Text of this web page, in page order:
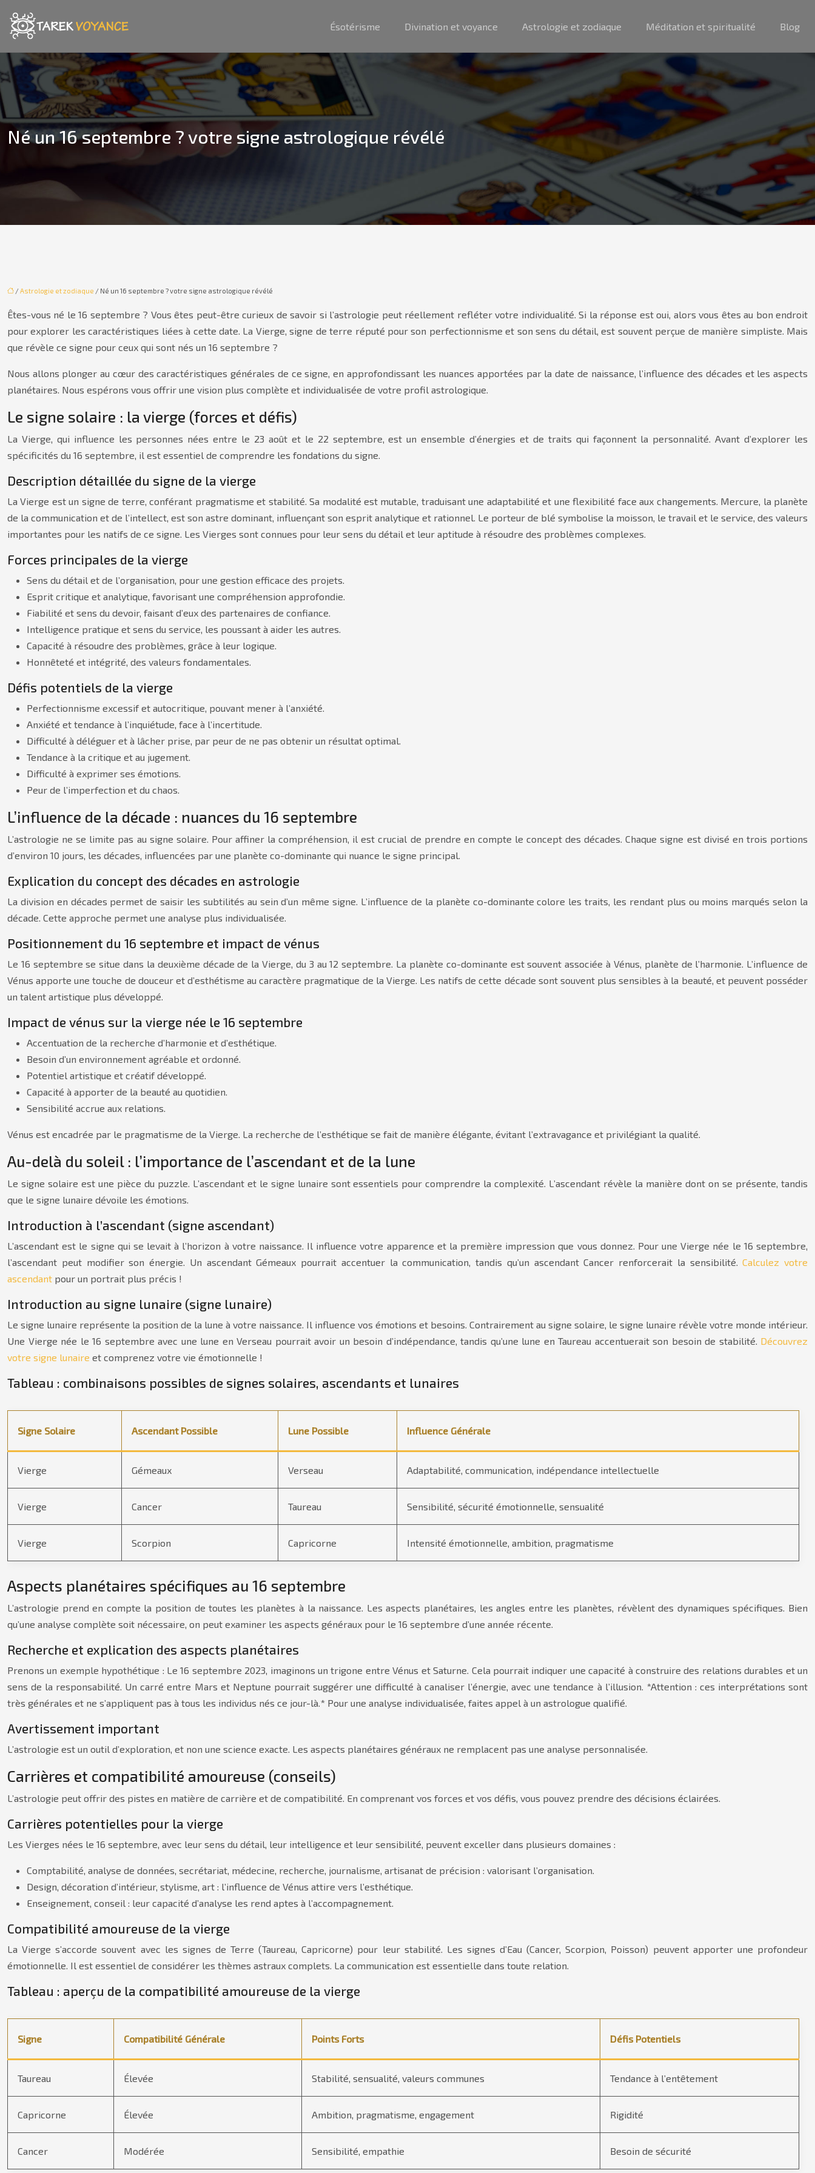
Ésotérisme Divination et voyance Astrologie et zodiaque Méditation et spiritualité Blog
Né un 16 septembre ? votre signe astrologique révélé
/Astrologie et zodiaque / Né un 16 septembre ? votre signe astrologique révélé
Êtes-vous né le 16 septembre ? Vous êtes peut-être curieux de savoir si l’astrologie peut réellement refléter votre individualité. Si la réponse est oui, alors vous êtes au bon endroit
pour explorer les caractéristiques liées à cette date. La Vierge, signe de terre réputé pour son perfectionnisme et son sens du détail, est souvent perçue de manière simpliste. Mais
que révèle ce signe pour ceux qui sont nés un 16 septembre ?
Nous allons plonger au cœur des caractéristiques générales de ce signe, en approfondissant les nuances apportées par la date de naissance, l’influence des décades et les aspects
planétaires. Nous espérons vous offrir une vision plus complète et individualisée de votre profil astrologique.
Le signe solaire : la vierge (forces et défis)
La Vierge, qui influence les personnes nées entre le 23 août et le 22 septembre, est un ensemble d’énergies et de traits qui façonnent la personnalité. Avant d’explorer les
spécificités du 16 septembre, il est essentiel de comprendre les fondations du signe.
Description détaillée du signe de la vierge
La Vierge est un signe de terre, conférant pragmatisme et stabilité. Sa modalité est mutable, traduisant une adaptabilité et une flexibilité face aux changements. Mercure, la planète
de la communication et de l’intellect, est son astre dominant, influençant son esprit analytique et rationnel. Le porteur de blé symbolise la moisson, le travail et le service, des valeurs
importantes pour les natifs de ce signe. Les Vierges sont connues pour leur sens du détail et leur aptitude à résoudre des problèmes complexes.
Forces principales de la vierge
Sens du détail et de l’organisation, pour une gestion efficace des projets.
Esprit critique et analytique, favorisant une compréhension approfondie.
Fiabilité et sens du devoir, faisant d’eux des partenaires de confiance.
Intelligence pratique et sens du service, les poussant à aider les autres.
Capacité à résoudre des problèmes, grâce à leur logique.
Honnêteté et intégrité, des valeurs fondamentales.
Défis potentiels de la vierge
Perfectionnisme excessif et autocritique, pouvant mener à l’anxiété.
Anxiété et tendance à l’inquiétude, face à l’incertitude.
Difficulté à déléguer et à lâcher prise, par peur de ne pas obtenir un résultat optimal.
Tendance à la critique et au jugement.
Difficulté à exprimer ses émotions.
Peur de l’imperfection et du chaos.
L’influence de la décade : nuances du 16 septembre
L’astrologie ne se limite pas au signe solaire. Pour affiner la compréhension, il est crucial de prendre en compte le concept des décades. Chaque signe est divisé en trois portions
d’environ 10 jours, les décades, influencées par une planète co-dominante qui nuance le signe principal.
Explication du concept des décades en astrologie
La division en décades permet de saisir les subtilités au sein d’un même signe. L’influence de la planète co-dominante colore les traits, les rendant plus ou moins marqués selon la
décade. Cette approche permet une analyse plus individualisée.
Positionnement du 16 septembre et impact de vénus
Le 16 septembre se situe dans la deuxième décade de la Vierge, du 3 au 12 septembre. La planète co-dominante est souvent associée à Vénus, planète de l’harmonie. L’influence de
Vénus apporte une touche de douceur et d’esthétisme au caractère pragmatique de la Vierge. Les natifs de cette décade sont souvent plus sensibles à la beauté, et peuvent posséder
un talent artistique plus développé.
Impact de vénus sur la vierge née le 16 septembre
Accentuation de la recherche d’harmonie et d’esthétique.
Besoin d’un environnement agréable et ordonné.
Potentiel artistique et créatif développé.
Capacité à apporter de la beauté au quotidien.
Sensibilité accrue aux relations.
Vénus est encadrée par le pragmatisme de la Vierge. La recherche de l’esthétique se fait de manière élégante, évitant l’extravagance et privilégiant la qualité.
Au-delà du soleil : l’importance de l’ascendant et de la lune
Le signe solaire est une pièce du puzzle. L’ascendant et le signe lunaire sont essentiels pour comprendre la complexité. L’ascendant révèle la manière dont on se présente, tandis
que le signe lunaire dévoile les émotions.
Introduction à l’ascendant (signe ascendant)
L’ascendant est le signe qui se levait à l’horizon à votre naissance. Il influence votre apparence et la première impression que vous donnez. Pour une Vierge née le 16 septembre,
l’ascendant peut modifier son énergie. Un ascendant Gémeaux pourrait accentuer la communication, tandis qu’un ascendant Cancer renforcerait la sensibilité.Calculez votre
ascendant pour un portrait plus précis !
Introduction au signe lunaire (signe lunaire)
Le signe lunaire représente la position de la lune à votre naissance. Il influence vos émotions et besoins. Contrairement au signe solaire, le signe lunaire révèle votre monde intérieur.
Une Vierge née le 16 septembre avec une lune en Verseau pourrait avoir un besoin d’indépendance, tandis qu’une lune en Taureau accentuerait son besoin de stabilité. Découvrez
votre signe lunaire et comprenez votre vie émotionnelle !
Tableau : combinaisons possibles de signes solaires, ascendants et lunaires
Signe Solaire Ascendant Possible Lune Possible Influence Générale
Vierge Gémeaux Verseau Adaptabilité, communication, indépendance intellectuelle
Vierge Cancer Taureau Sensibilité, sécurité émotionnelle, sensualité
Vierge Scorpion Capricorne Intensité émotionnelle, ambition, pragmatisme
Aspects planétaires spécifiques au 16 septembre
L’astrologie prend en compte la position de toutes les planètes à la naissance. Les aspects planétaires, les angles entre les planètes, révèlent des dynamiques spécifiques. Bien
qu’une analyse complète soit nécessaire, on peut examiner les aspects généraux pour le 16 septembre d’une année récente.
Recherche et explication des aspects planétaires
Prenons un exemple hypothétique : Le 16 septembre 2023, imaginons un trigone entre Vénus et Saturne. Cela pourrait indiquer une capacité à construire des relations durables et un
sens de la responsabilité. Un carré entre Mars et Neptune pourrait suggérer une difficulté à canaliser l’énergie, avec une tendance à l’illusion. *Attention : ces interprétations sont
très générales et ne s’appliquent pas à tous les individus nés ce jour-là.* Pour une analyse individualisée, faites appel à un astrologue qualifié.
Avertissement important
L’astrologie est un outil d’exploration, et non une science exacte. Les aspects planétaires généraux ne remplacent pas une analyse personnalisée.
Carrières et compatibilité amoureuse (conseils)
L’astrologie peut offrir des pistes en matière de carrière et de compatibilité. En comprenant vos forces et vos défis, vous pouvez prendre des décisions éclairées.
Carrières potentielles pour la vierge
Les Vierges nées le 16 septembre, avec leur sens du détail, leur intelligence et leur sensibilité, peuvent exceller dans plusieurs domaines :
Comptabilité, analyse de données, secrétariat, médecine, recherche, journalisme, artisanat de précision : valorisant l’organisation.
Design, décoration d’intérieur, stylisme, art : l’influence de Vénus attire vers l’esthétique.
Enseignement, conseil : leur capacité d’analyse les rend aptes à l’accompagnement.
Compatibilité amoureuse de la vierge
La Vierge s’accorde souvent avec les signes de Terre (Taureau, Capricorne) pour leur stabilité. Les signes d’Eau (Cancer, Scorpion, Poisson) peuvent apporter une profondeur
émotionnelle. Il est essentiel de considérer les thèmes astraux complets. La communication est essentielle dans toute relation.
Tableau : aperçu de la compatibilité amoureuse de la vierge
Signe Compatibilité Générale Points Forts Défis Potentiels
Taureau Élevée Stabilité, sensualité, valeurs communes Tendance à l’entêtement
Capricorne Élevée Ambition, pragmatisme, engagement Rigidité
Cancer Modérée Sensibilité, empathie Besoin de sécurité